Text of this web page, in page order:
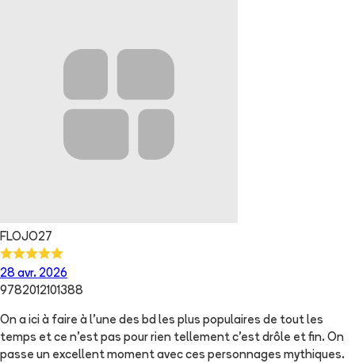
FLOJO27
28 avr. 2026
9782012101388
On a ici à faire à l'une des bd les plus populaires de tout les
temps et ce n'est pas pour rien tellement c'est drôle et fin. On
passe un excellent moment avec ces personnages mythiques.